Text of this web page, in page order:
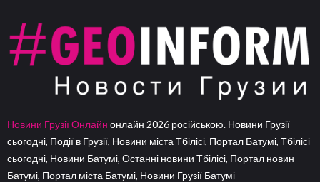
Новини Грузії Онлайн онлайн 2026 російською. Новини Грузії
сьогодні, Події в Грузії, Новини міста Тбілісі, Портал Батумі, Тбілісі
сьогодні, Новини Батумі, Останні новини Тбілісі, Портал новин
Батумі, Портал міста Батумі, Новини Грузії Батумі